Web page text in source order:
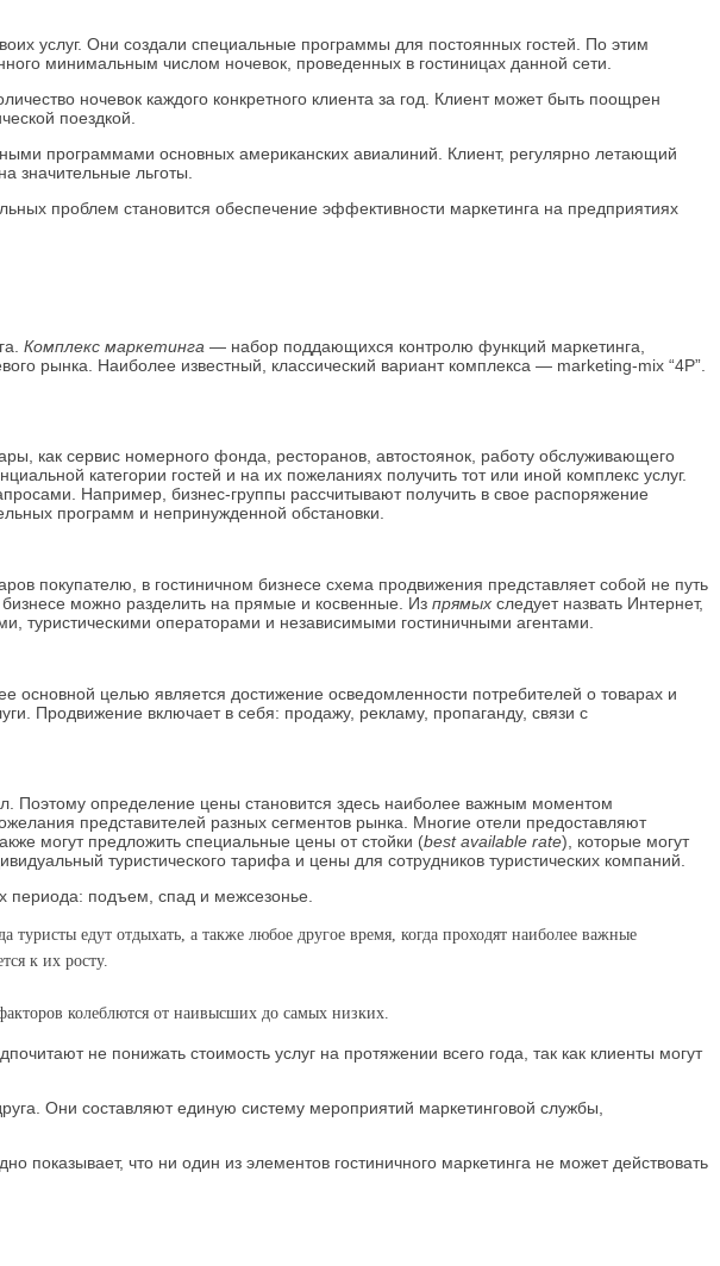
услуг. Они создали специальные программы для постоянных гостей. По этим
минимальным числом ночевок, проведенных в гостиницах данной сети.
ночевок каждого конкретного клиента за год. Клиент может быть поощрен
поездкой.
программами основных американских авиалиний. Клиент, регулярно летающий
значительные льготы.
проблем становится обеспечение эффективности маркетинга на предприятиях
Комплекс маркетинга — набор поддающихся контролю функций маркетинга,
рынка. Наиболее известный, классический вариант комплекса — marketing-mix “4Р”.
как сервис номерного фонда, ресторанов, автостоянок, работу обслуживающего
категории гостей и на их пожеланиях получить тот или иной комплекс услуг.
Например, бизнес-группы рассчитывают получить в свое распоряжение
программ и непринужденной обстановки.
покупателю, в гостиничном бизнесе схема продвижения представляет собой не путь
бизнесе можно разделить на прямые и косвенные. Из прямых следует назвать Интернет,
туристическими операторами и независимыми гостиничными агентами.
основной целью является достижение осведомленности потребителей о товарах и
Продвижение включает в себя: продажу, рекламу, пропаганду, связи с
Поэтому определение цены становится здесь наиболее важным моментом
представителей разных сегментов рынка. Многие отели предоставляют
могут предложить специальные цены от стойки (best available rate), которые могут
туристического тарифа и цены для сотрудников туристических компаний.
периода: подъем, спад и межсезонье.
туристы едут отдыхать, а также любое другое время, когда проходят наиболее важные
к их росту.
колеблются от наивысших до самых низких.
не понижать стоимость услуг на протяжении всего года, так как клиенты могут
Они составляют единую систему мероприятий маркетинговой службы,
показывает, что ни один из элементов гостиничного маркетинга не может действовать